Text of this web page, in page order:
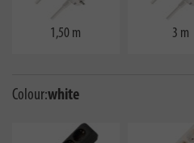
1,50 m 3 m
Colour:white